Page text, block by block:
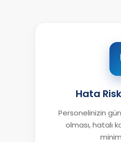
Hata
Personelinizin
olması, hatalı